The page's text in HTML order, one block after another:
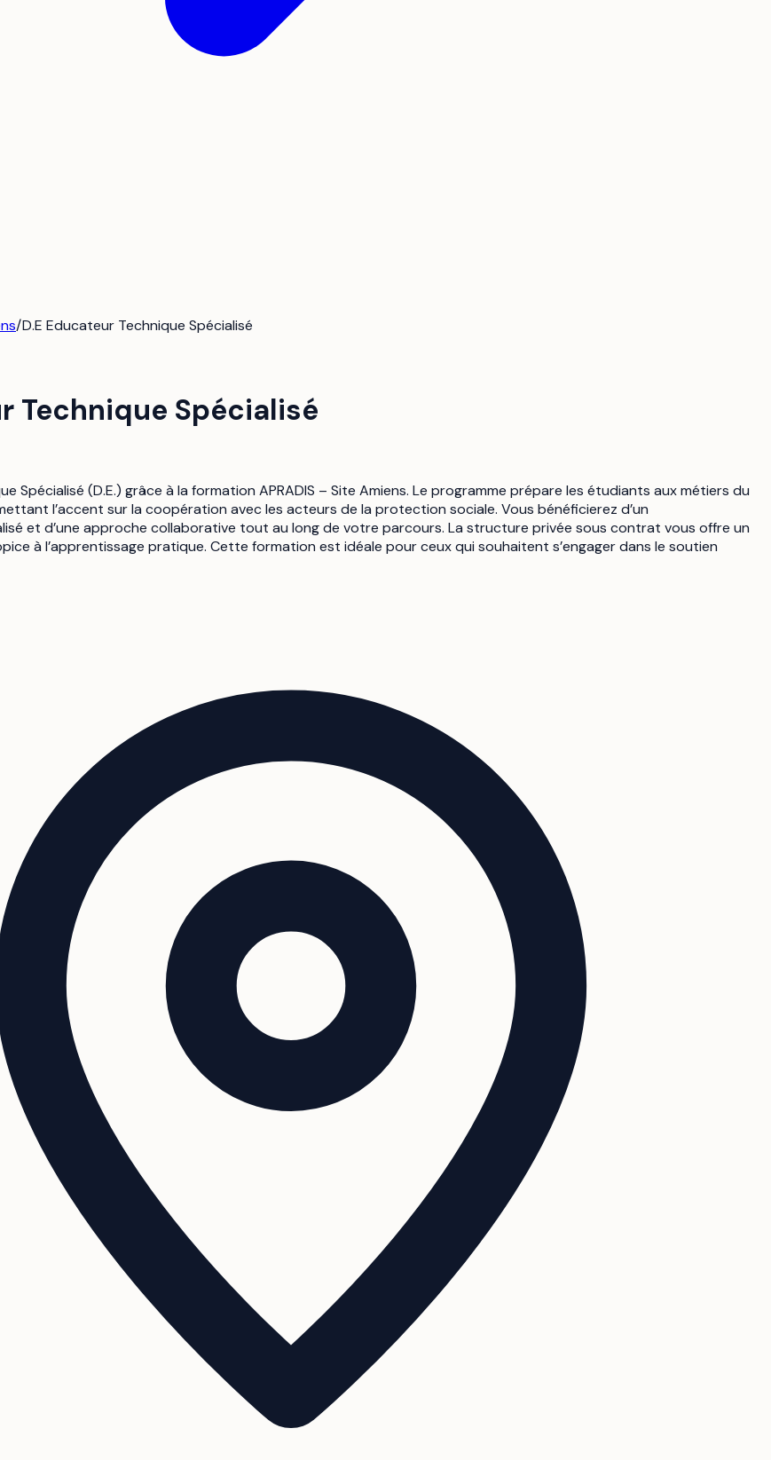
/D.E Educateur Technique Spécialisé
Technique Spécialisé
Spécialisé (D.E.) grâce à la formation APRADIS – Site Amiens. Le programme prépare les étudiants aux métiers du
l’accent sur la coopération avec les acteurs de la protection sociale. Vous bénéficierez d’un
et d’une approche collaborative tout au long de votre parcours. La structure privée sous contrat vous offre un
à l’apprentissage pratique. Cette formation est idéale pour ceux qui souhaitent s’engager dans le soutien